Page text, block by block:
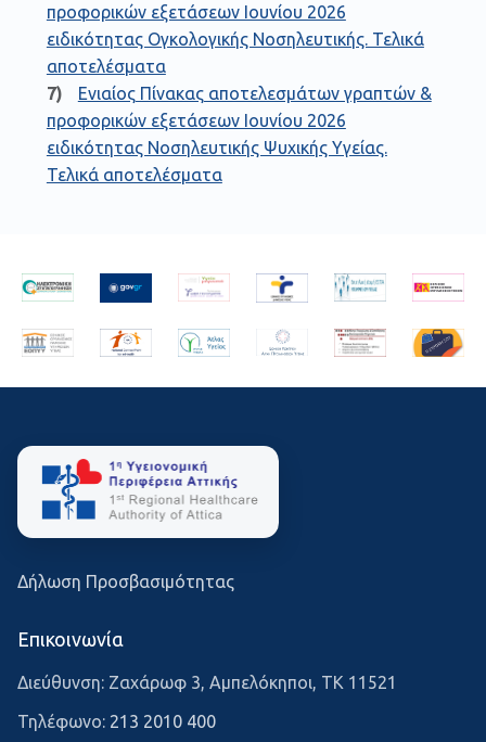
προφορικών εξετάσεων Ιουνίου 2026
ειδικότητας Ογκολογικής Νοσηλευτικής. Τελικά
αποτελέσματα
Ενιαίος Πίνακας αποτελεσμάτων γραπτών &
προφορικών εξετάσεων Ιουνίου 2026
ειδικότητας Νοσηλευτικής Ψυχικής Υγείας.
Τελικά αποτελέσματα
Δήλωση Προσβασιμότητας
Επικοινωνία
Διεύθυνση: Ζαχάρωφ 3, Αμπελόκηποι, ΤΚ 11521
Τηλέφωνο: 213 2010 400